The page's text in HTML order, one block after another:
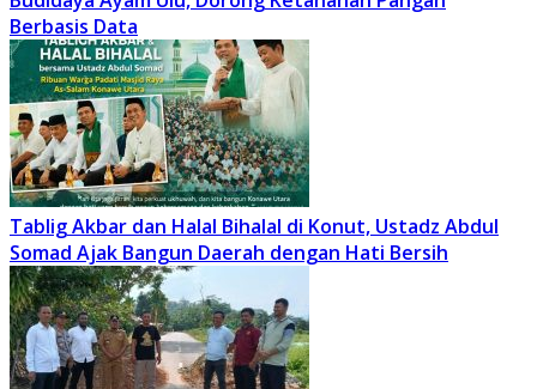
Berbasis Data
Tablig Akbar dan Halal Bihalal di Konut, Ustadz Abdul
Somad Ajak Bangun Daerah dengan Hati Bersih